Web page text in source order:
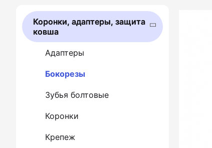
Коронки, адаптеры, защита
ковша
Адаптеры
Бокорезы
Зубья болтовые
Коронки
Крепеж